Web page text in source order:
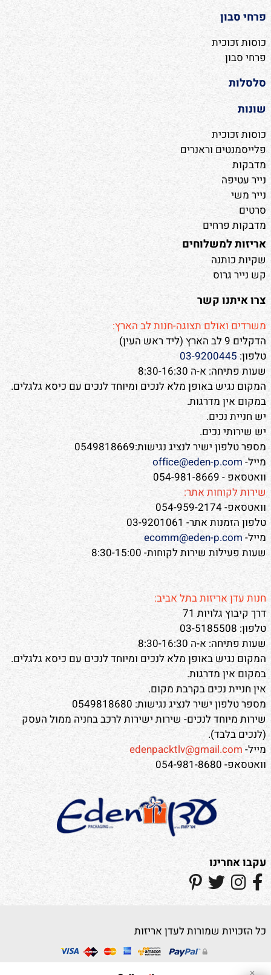
פרחי סבון
כוסות זכוכית
פרחי סבון
סלסלות
שונות
כוסות זכוכית
פלייסמנטים וראנרים
מדבקות
נייר עטיפה
נייר משי
סרטים
מדבקות פרחים
אריזות למשלוחים
שקיות כותנה
קש נייר גרוס
צרו איתנו קשר
משרדים ואולם תצוגה-חנות לב הארץ:
הדקלים 9 לב הארץ (ליד ראש העין)
טלפון: 03-9200445
שעות פתיחה: א-ה 8:30-16:30
המקום נגיש באופן מלא לנכים ומיוחד לנכים עם כיסא גלגלים.
במקום אין מדרגות.
יש חניית נכים.
יש שירותי נכים.
מספר טלפון ישיר לנציג נגישות:0549818669
מייל- office@eden-p.com
וואטסאפ - 054-981-8669
שירות לקוחות אתר:
וואטסאפ- 054-959-2174
טלפון הזמנות אתר- 03-9201061
מייל- ecomm@eden-p.com
שעות פעילות שירות לקוחות- 8:30-15:00
חנות עדן אריזות בתל אביב:
דרך קיבוץ גלויות 71
טלפון: 03-5185508
שעות פתיחה: א-ה 8:30-16:30
המקום נגיש באופן מלא לנכים ומיוחד לנכים עם כיסא גלגלים.
במקום אין מדרגות.
אין חניית נכים בקרבת מקום.
מספר טלפון ישיר לנציג נגישות: 0549818680
שירות מיוחד לנכים- שירות ישירות לרכב בחניה ממול העסק
(לנכים בלבד).
מייל- edenpacktlv@gmail.com
וואטסאפ- 054-981-8680
עקבו אחרינו
כל הזכויות שמורות לעדן אריזות
✕